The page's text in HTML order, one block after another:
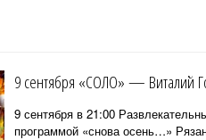
9 сентября «СОЛО» — Виталий
9 сентября в 21:00
программой «снова осень…»